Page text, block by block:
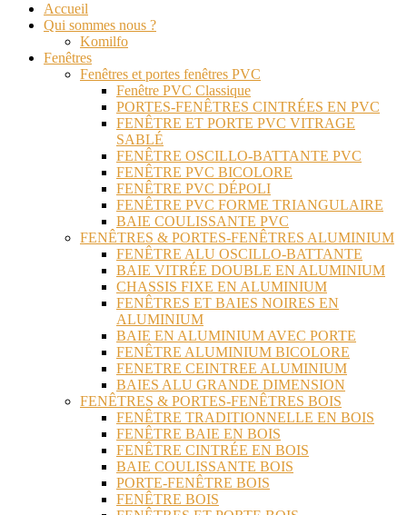
Accueil
Qui sommes nous ?
Komilfo
Fenêtres
Fenêtres et portes fenêtres PVC
Fenêtre PVC Classique
PORTES-FENÊTRES CINTRÉES EN PVC
FENÊTRE ET PORTE PVC VITRAGE
SABLÉ
FENÊTRE OSCILLO-BATTANTE PVC
FENÊTRE PVC BICOLORE
FENÊTRE PVC DÉPOLI
FENÊTRE PVC FORME TRIANGULAIRE
BAIE COULISSANTE PVC
FENÊTRES & PORTES-FENÊTRES ALUMINIUM
FENÊTRE ALU OSCILLO-BATTANTE
BAIE VITRÉE DOUBLE EN ALUMINIUM
CHASSIS FIXE EN ALUMINIUM
FENÊTRES ET BAIES NOIRES EN
ALUMINIUM
BAIE EN ALUMINIUM AVEC PORTE
FENÊTRE ALUMINIUM BICOLORE
FENETRE CEINTREE ALUMINIUM
BAIES ALU GRANDE DIMENSION
FENÊTRES & PORTES-FENÊTRES BOIS
FENÊTRE TRADITIONNELLE EN BOIS
FENÊTRE BAIE EN BOIS
FENÊTRE CINTRÉE EN BOIS
BAIE COULISSANTE BOIS
PORTE-FENÊTRE BOIS
FENÊTRE BOIS